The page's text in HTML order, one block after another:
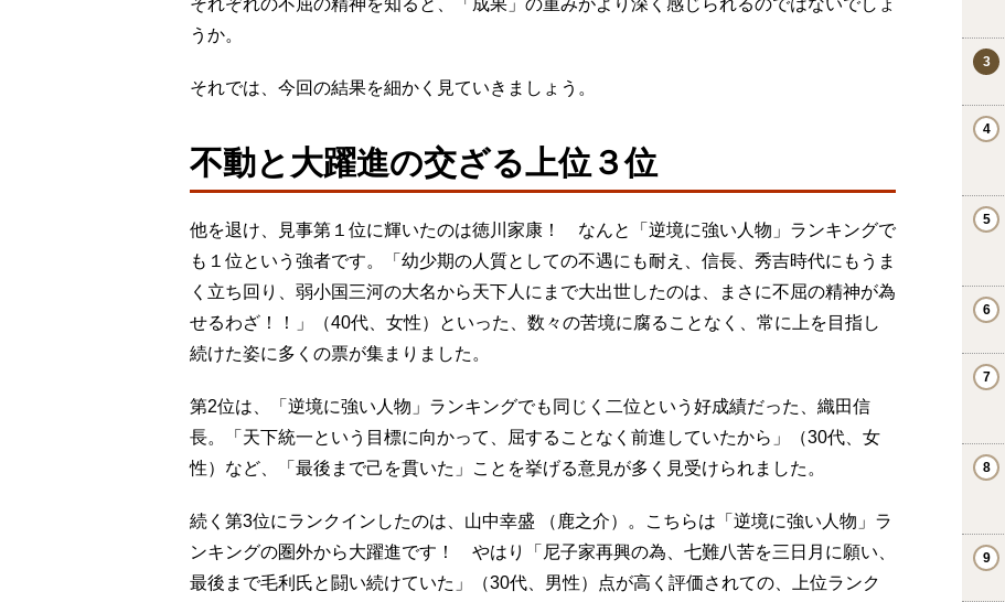
それぞれの不屈の精神を知ると、「成果」の重みがより深く感じられるのではないでしょ
うか。
それでは、今回の結果を細かく見ていきましょう。
不動と大躍進の交ざる上位３位
他を退け、見事第１位に輝いたのは徳川家康！ なんと「逆境に強い人物」ランキングで
も１位という強者です。「幼少期の人質としての不遇にも耐え、信長、秀吉時代にもうま
く立ち回り、弱小国三河の大名から天下人にまで大出世したのは、まさに不屈の精神が為
せるわざ！！」（40代、女性）といった、数々の苦境に腐ることなく、常に上を目指し
続けた姿に多くの票が集まりました。
第2位は、「逆境に強い人物」ランキングでも同じく二位という好成績だった、織田信
長。「天下統一という目標に向かって、屈することなく前進していたから」（30代、女
性）など、「最後まで己を貫いた」ことを挙げる意見が多く見受けられました。
続く第3位にランクインしたのは、山中幸盛 （鹿之介）。こちらは「逆境に強い人物」ラ
ンキングの圏外から大躍進です！ やはり「尼子家再興の為、七難八苦を三日月に願い、
最後まで毛利氏と闘い続けていた」（30代、男性）点が高く評価されての、上位ランク